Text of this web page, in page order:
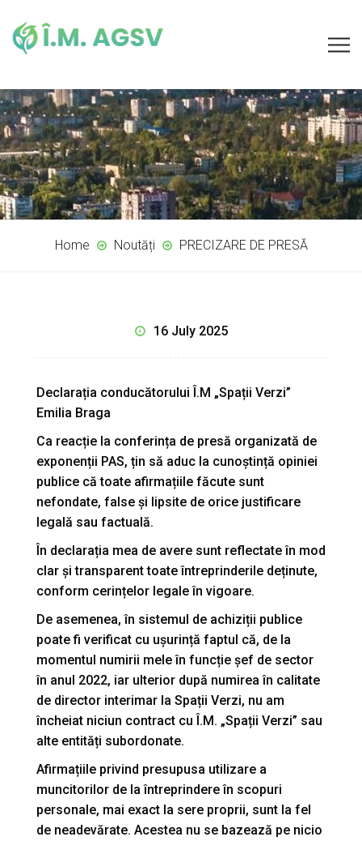
Home Noutăți PRECIZARE DE PRESĂ
16 July 2025
Declarația conducătorului Î.M „Spații Verzi”
Emilia Braga
Ca reacție la conferința de presă organizată de
exponenții PAS, țin să aduc la cunoștință opiniei
publice că toate afirmațiile făcute sunt
nefondate, false și lipsite de orice justificare
legală sau factuală.
În declarația mea de avere sunt reflectate în mod
clar și transparent toate întreprinderile deținute,
conform cerințelor legale în vigoare.
De asemenea, în sistemul de achiziții publice
poate fi verificat cu ușurință faptul că, de la
momentul numirii mele în funcție șef de sector
în anul 2022, iar ulterior după numirea în calitate
de director interimar la Spații Verzi, nu am
încheiat niciun contract cu Î.M. „Spații Verzi” sau
alte entități subordonate.
Afirmațiile privind presupusa utilizare a
muncitorilor de la întreprindere în scopuri
personale, mai exact la sere proprii, sunt la fel
de neadevărate. Acestea nu se bazează pe nicio